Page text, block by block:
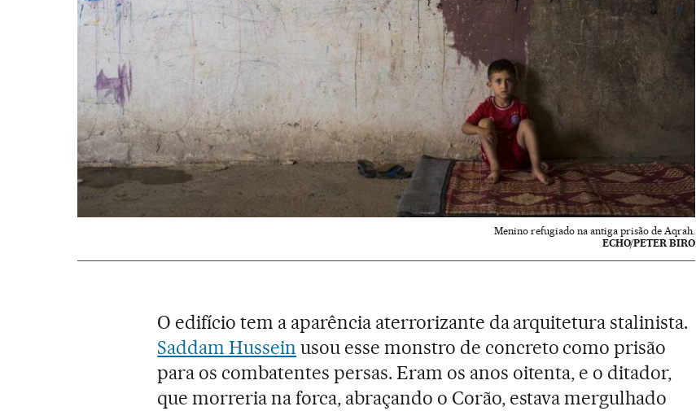
Menino refugiado na antiga prisão de Aqrah.
ECHO/PETER BIRO
O edifício tem a aparência aterrorizante da arquitetura stalinista.
Saddam Hussein usou esse monstro de concreto como prisão
para os combatentes persas. Eram os anos oitenta, e o ditador,
que morreria na forca, abraçando o Corão, estava mergulhado